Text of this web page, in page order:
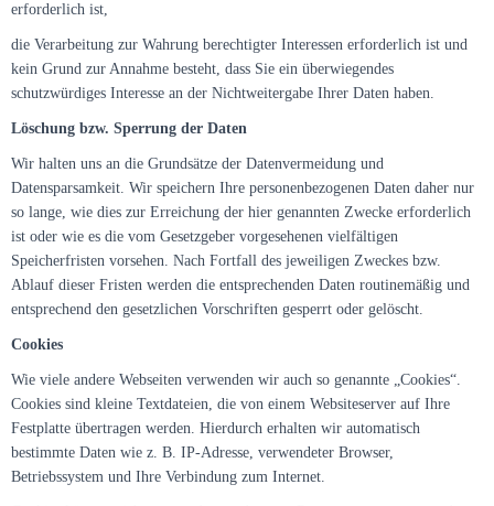
erforderlich ist,
die Verarbeitung zur Wahrung berechtigter Interessen erforderlich ist und
kein Grund zur Annahme besteht, dass Sie ein überwiegendes
schutzwürdiges Interesse an der Nichtweitergabe Ihrer Daten haben.
Löschung bzw. Sperrung der Daten
Wir halten uns an die Grundsätze der Datenvermeidung und
Datensparsamkeit. Wir speichern Ihre personenbezogenen Daten daher nur
so lange, wie dies zur Erreichung der hier genannten Zwecke erforderlich
ist oder wie es die vom Gesetzgeber vorgesehenen vielfältigen
Speicherfristen vorsehen. Nach Fortfall des jeweiligen Zweckes bzw.
Ablauf dieser Fristen werden die entsprechenden Daten routinemäßig und
entsprechend den gesetzlichen Vorschriften gesperrt oder gelöscht.
Cookies
Wie viele andere Webseiten verwenden wir auch so genannte „Cookies“.
Cookies sind kleine Textdateien, die von einem Websiteserver auf Ihre
Festplatte übertragen werden. Hierdurch erhalten wir automatisch
bestimmte Daten wie z. B. IP-Adresse, verwendeter Browser,
Betriebssystem und Ihre Verbindung zum Internet.